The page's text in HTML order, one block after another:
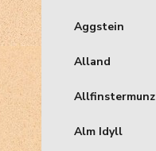
Aggstein
Alland
Allfinstermunz
Alm Idyll